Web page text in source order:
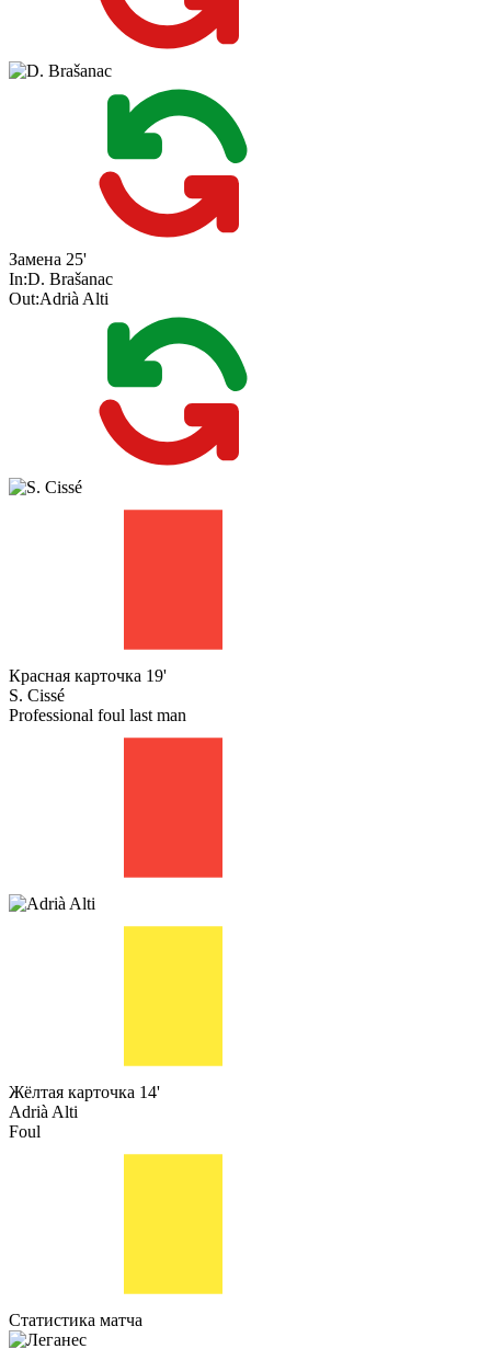
Замена 25'
In:D. Brašanac
Out:Adrià Alti
Красная карточка 19'
S. Cissé
Professional foul last man
Жёлтая карточка 14'
Adrià Alti
Foul
Статистика матча